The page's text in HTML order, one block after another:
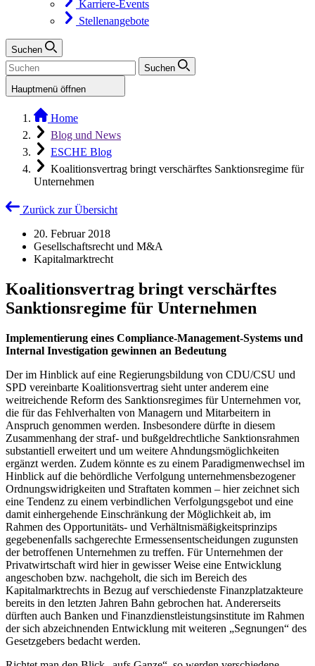
Karriere-Events
Stellenangebote
Suchen
Suchen
Hauptmenü öffnen
Home
Blog und News
ESCHE Blog
Koalitionsvertrag bringt verschärftes Sanktionsregime für
Unternehmen
Zurück zur Übersicht
20. Februar 2018
Gesellschaftsrecht und M&A
Kapitalmarktrecht
Koalitionsvertrag bringt verschärftes
Sanktionsregime für Unternehmen
Implementierung eines Compliance-Management-Systems und
Internal Investigation gewinnen an Bedeutung
Der im Hinblick auf eine Regierungsbildung von CDU/CSU und
SPD vereinbarte Koalitionsvertrag sieht unter anderem eine
weitreichende Reform des Sanktionsregimes für Unternehmen vor,
die für das Fehlverhalten von Managern und Mitarbeitern in
Anspruch genommen werden. Insbesondere dürfte in diesem
Zusammenhang der straf- und bußgeldrechtliche Sanktionsrahmen
substantiell erweitert und um weitere Ahndungsmöglichkeiten
ergänzt werden. Zudem könnte es zu einem Paradigmenwechsel im
Hinblick auf die behördliche Verfolgung unternehmensbezogener
Ordnungswidrigkeiten und Straftaten kommen – hier zeichnet sich
eine Tendenz zu einem verbindlichen Verfolgungsgebot und eine
damit einhergehende Einschränkung der Möglichkeit ab, im
Rahmen des Opportunitäts- und Verhältnismäßigkeitsprinzips
gegebenenfalls sachgerechte Ermessensentscheidungen zugunsten
der betroffenen Unternehmen zu treffen. Für Unternehmen der
Privatwirtschaft wird hier in gewisser Weise eine Entwicklung
angeschoben bzw. nachgeholt, die sich im Bereich des
Kapitalmarktrechts in Bezug auf verschiedenste Finanzplatzakteure
bereits in den letzten Jahren Bahn gebrochen hat. Andererseits
dürften auch Banken und Finanzdienstleistungsinstitute im Rahmen
der sich abzeichnenden Entwicklung mit weiteren „Segnungen“ des
Gesetzgebers bedacht werden.